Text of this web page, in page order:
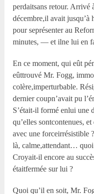
perdaitsans retour.
décembre,il avait jusqu’à
pour seprésenter au
minutes, — et ilne lui en
En ce moment, qui eût
eûttrouvé Mr. Fogg,
colère,imperturbable.
dernier coupn’avait pu
S’était-il formé enlui une
qu’elles sontcontenues,
avec une forceirrésistible
là, calme,attendant…
Croyait-il encore au
étaitfermée sur lui ?
Quoi qu’il en soit, Mr.